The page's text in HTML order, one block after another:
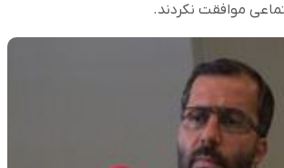
موافقت نکردند.